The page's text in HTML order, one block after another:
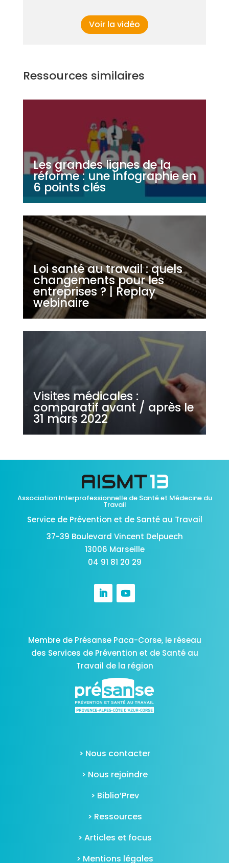
Voir la vidéo
Ressources similaires
Les grandes lignes de la
réforme : une infographie en
6 points clés
Loi santé au travail : quels
changements pour les
entreprises ? | Replay
webinaire
Visites médicales :
comparatif avant / après le
31 mars 2022
Association Interprofessionnelle de Santé et Médecine du
Travail
Service de Prévention et de Santé au Travail
37-39 Boulevard Vincent Delpuech
13006 Marseille
04 91 81 20 29
Membre de Présanse Paca-Corse, le réseau
des Services de Prévention et de Santé au
Travail de la région
> Nous contacter
> Nous rejoindre
> Biblio’Prev
> Ressources
> Articles et focus
> Mentions légales